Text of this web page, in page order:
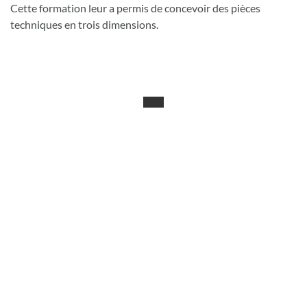
Cette formation leur a permis de concevoir des pièces
techniques en trois dimensions.